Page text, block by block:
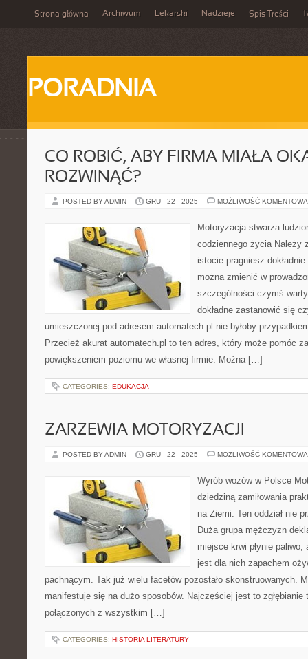
Strona główna Archiwum Lekarski Nadzieje Spis Treści
PORADNIA
CO ROBIĆ, ABY FIRMA MIAŁA
ROZWINĄĆ?
POSTED BY ADMIN GRU - 22 - 2025 MOŻLIWOŚĆ
Motoryzacja stwarza
codziennego życia Należy
istocie pragniesz
można zmienić w
szczególności czymś
dokładne zastanowić się
umieszczonej pod adresem automatech.pl nie byłoby
Przecież akurat automatech.pl to ten adres, który może pomóc
powiększeniem poziomu we własnej firmie. Można […]
CATEGORIES: EDUKACJA
ZARZEWIA MOTORYZACJI
POSTED BY ADMIN GRU - 22 - 2025 MOŻLIWOŚĆ
Wyrób wozów w Polsce
dziedziną zamiłowania
na Ziemi. Ten oddział nie
Duża grupa mężczyzn
miejsce krwi płynie
jest dla nich zapachem
pachnącym. Tak już wielu facetów pozostało skonstruowanych.
manifestuje się na dużo sposobów. Najczęściej jest to zgłębianie
połączonych z wszystkim […]
CATEGORIES: HISTORIA LITERATURY